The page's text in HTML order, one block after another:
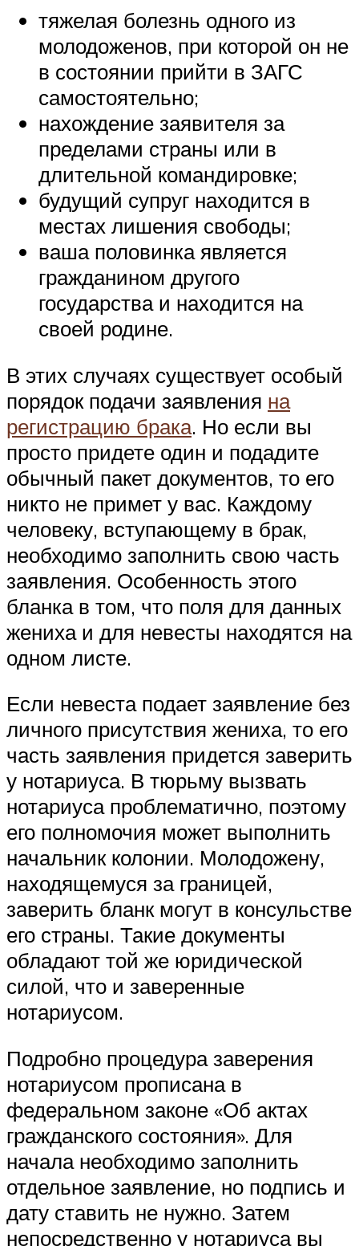
тяжелая болезнь одного из
молодоженов, при которой он не
в состоянии прийти в ЗАГС
самостоятельно;
нахождение заявителя за
пределами страны или в
длительной командировке;
будущий супруг находится в
местах лишения свободы;
ваша половинка является
гражданином другого
государства и находится на
своей родине.
В этих случаях существует особый
порядок подачи заявления на
регистрацию брака. Но если вы
просто придете один и подадите
обычный пакет документов, то его
никто не примет у вас. Каждому
человеку, вступающему в брак,
необходимо заполнить свою часть
заявления. Особенность этого
бланка в том, что поля для данных
жениха и для невесты находятся на
одном листе.
Если невеста подает заявление без
личного присутствия жениха, то его
часть заявления придется заверить
у нотариуса. В тюрьму вызвать
нотариуса проблематично, поэтому
его полномочия может выполнить
начальник колонии. Молодожену,
находящемуся за границей,
заверить бланк могут в консульстве
его страны. Такие документы
обладают той же юридической
силой, что и заверенные
нотариусом.
Подробно процедура заверения
нотариусом прописана в
федеральном законе «Об актах
гражданского состояния». Для
начала необходимо заполнить
отдельное заявление, но подпись и
дату ставить не нужно. Затем
непосредственно у нотариуса вы